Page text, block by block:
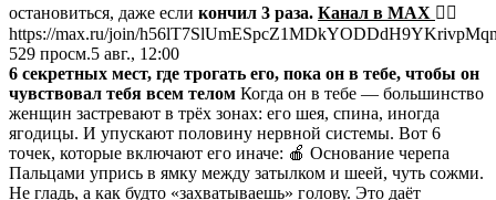
остановиться, даже если кончил 3 раза. Канал в МАХ 👇🏻
https://max.ru/join/
529 просм.5 авг., 12:00
6 секретных мест, где трогать его, пока он в тебе, чтобы он
чувствовал тебя всем телом Когда он в тебе — большинство
женщин застревают в трёх зонах: его шея, спина, иногда
ягодицы. И упускают половину нервной системы. Вот 6
точек, которые включают его иначе: 🍎 Основание черепа
Пальцами упрись в ямку между затылком и шеей, чуть сожми.
Не гладь, а как будто «захватываешь» голову. Это даёт